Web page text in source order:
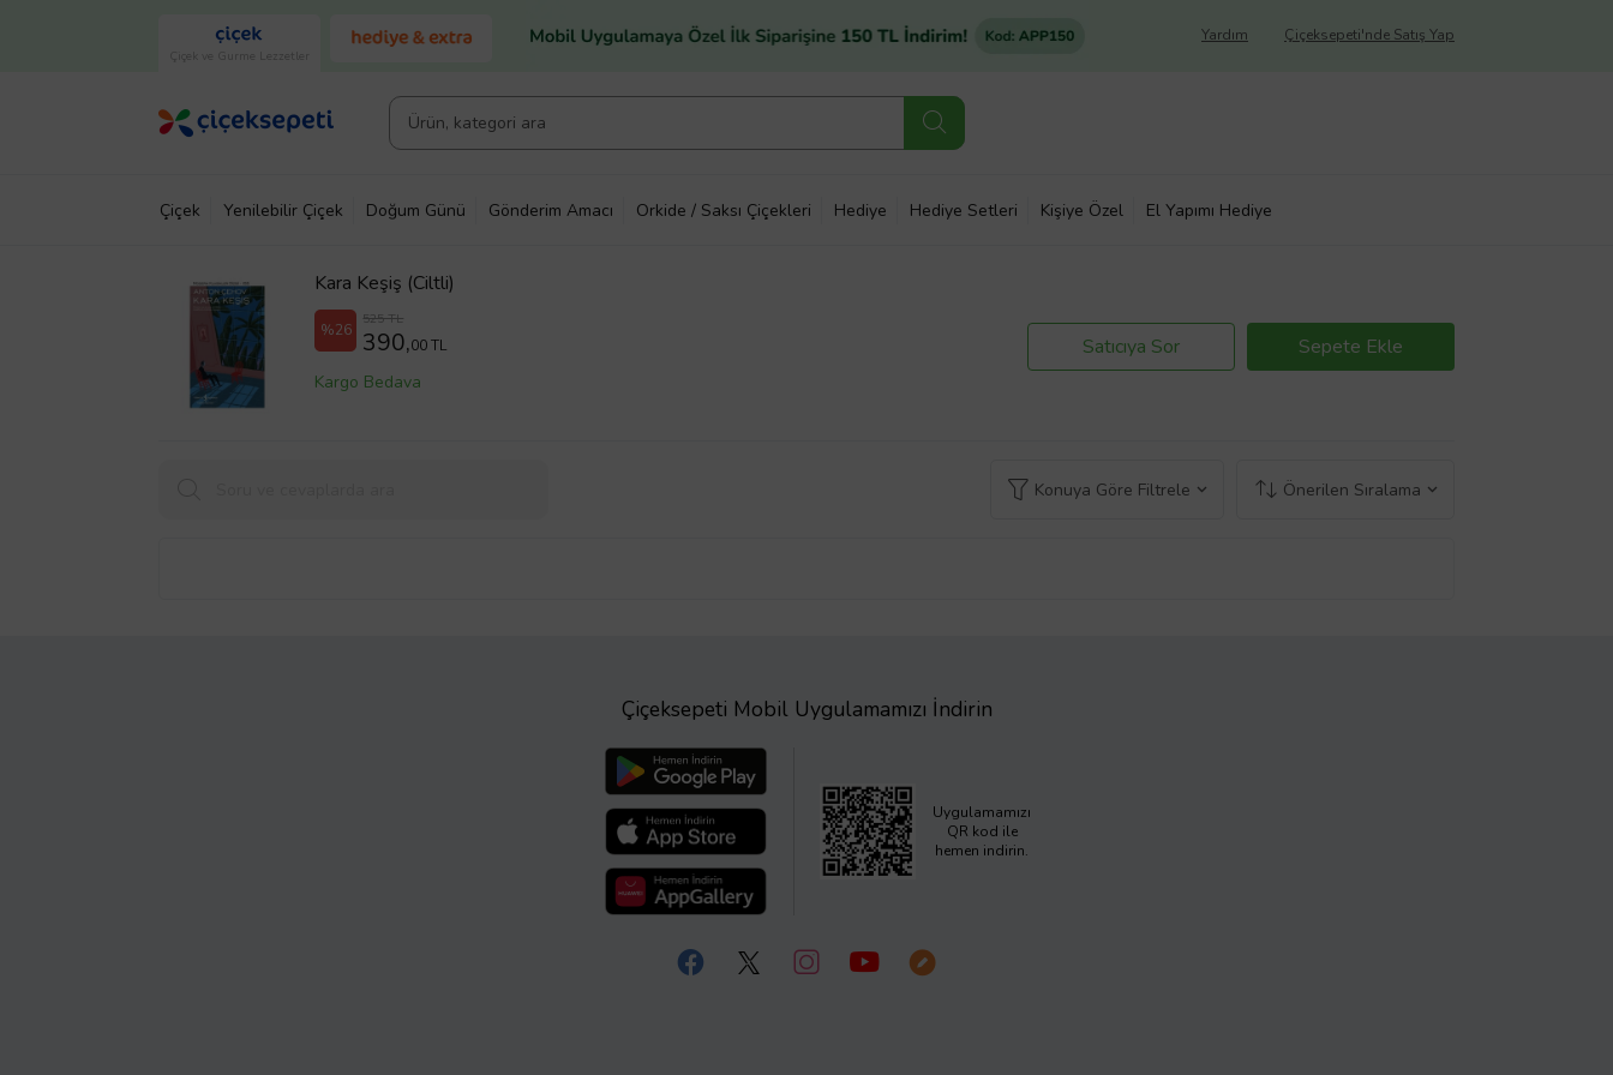
Çiçek ve Gurme Lezzetler
Çiçeksepeti'nde Satış Yap
Yardım
Çiçek Yenilebilir Çiçek Doğum Günü Gönderim Amacı Orkide / Saksı Çiçekleri Hediye Hediye Setleri Kişiye Özel El Yapımı Hediye
Kara Keşiş (Ciltli)
%26
525 TL
390,00 TL
Kargo Bedava
Satıcıya Sor Sepete Ekle
Konuya Göre Filtrele Önerilen Sıralama
Çiçeksepeti Mobil Uygulamamızı İndirin
Uygulamamızı
QR kod ile
hemen indirin.